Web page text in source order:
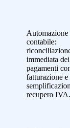
Automazione
contabile:
immediata dei
pagamenti
fatturazione e
recupero IVA.